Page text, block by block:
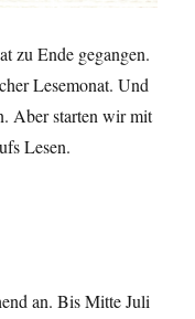
zu Ende gegangen.
Lesemonat. Und
Aber starten wir mit
Lesen.
an. Bis Mitte Juli